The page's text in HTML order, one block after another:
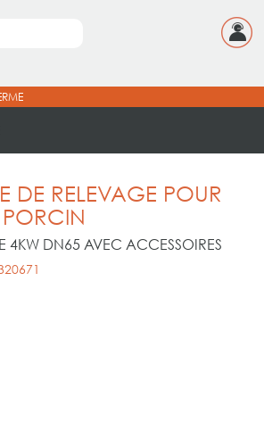
DE RELEVAGE POUR
4KW DN65 AVEC ACCESSOIRES